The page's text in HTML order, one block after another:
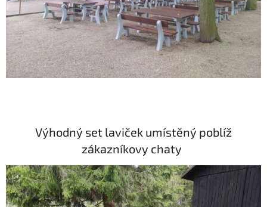
Výhodný set laviček umístěný poblíž
zákazníkovy chaty